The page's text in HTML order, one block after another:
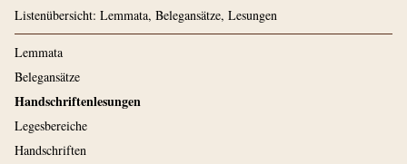
Listenübersicht: Lemmata, Belegansätze, Lesungen
Lemmata
Belegansätze
Handschriftenlesungen
Legesbereiche
Handschriften